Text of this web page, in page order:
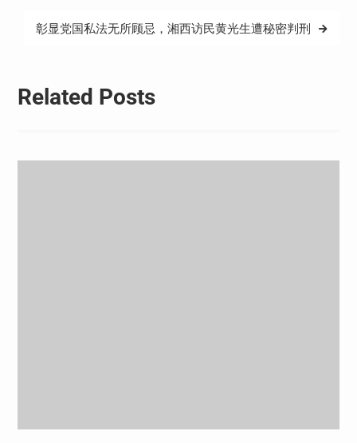
彰显党国私法无所顾忌，湘西访民黄光生遭秘密判刑
Related Posts